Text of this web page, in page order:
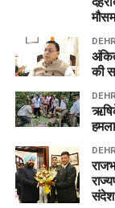
Mitchell
Clarke भी बेहतरीन
Q2. BPH
उत्तर:यह मुकाबला 7
जाएगा।
Q3. BPH
उत्तर:मुकाबला
(FAQs)
Q1. BPH-
और कहाँ
उत्तर:यह मुकाबला 7
बजे बर्मिंघम के
डिस्क्लेमर
आंकड़ों और समझ पर
होता है। अपनी टीम
से खेलें।
LNS vs ML
XI, Pitch Report
LNS-W vs ML-W
Report, Playing
की